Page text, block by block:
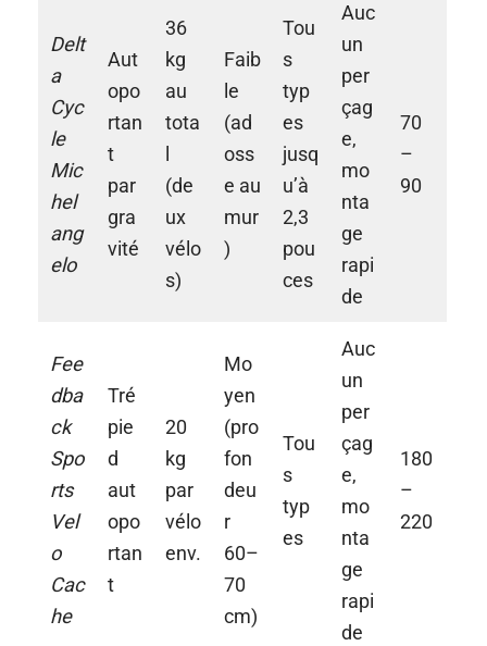
Delt
a
Cyc
le
Mic
hel
ang
elo
Aut
opo
rtan
t
par
gra
vité
36
kg
au
tota
(de
ux
vélo
s)
Faib
le
(ad
oss
e au
mur
)
Tou
s
typ
es
jusq
u’à
2,3
pou
ces
Auc
un
per
çag
e,
mo
nta
ge
rapi
de
70
–
90
Fee
dba
ck
Spo
rts
Vel
o
Cac
he
Tré
pie
d
aut
opo
rtan
t
20
kg
par
vélo
env.
Mo
yen
(pro
fon
deu
r
60–
70
cm)
Tou
s
typ
es
Auc
un
per
çag
e,
mo
nta
ge
rapi
de
180
–
220